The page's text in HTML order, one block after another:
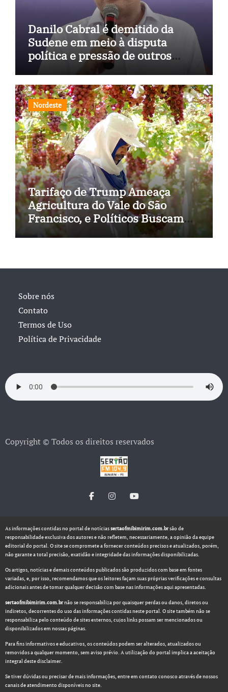
Danilo Cabral é demitido da
Sudene em meio à disputa
política e pressão de outros
estados
Nordeste
Tarifaço de Trump Ameaça
Agricultura do Vale do São
Francisco, e Políticos Buscam
Soluções
Sobre nós
Contato
Termos de Uso
Política de Privacidade
Copyright © Todos os direitos reservados
As informações contidas no portal de notíciassertaofmibimirim.com.brsão de
responsabilidade exclusiva dos autores e não refletem, necessariamente, a opinião da equipe
editorial do portal. O site se compromete a fornecer conteúdos precisos e atualizados, porém,
não garante a total precisão, exatidão e integridade das informações disponibilizadas.
Os artigos, notícias e demais conteúdos publicados são produzidos com base em fontes
variadas, e, por isso, recomendamos que os leitores façam suas próprias verificações e consultas
adicionais antes de tomar qualquer decisão com base nas informações aqui apresentadas.
sertaofmibimirim.com.brnão se responsabiliza por quaisquer perdas ou danos, diretos ou
indiretos, decorrentes do uso das informações contidas neste portal. O site também não se
responsabiliza pelo conteúdo de sites externos, cujos links possam ser mencionados ou
disponibilizados em nossas páginas.
Para fins informativos e educativos, os conteúdos podem ser alterados, atualizados ou
removidos a qualquer momento, sem aviso prévio. A utilização do portal implica a aceitação
integral deste disclaimer.
Se tiver dúvidas ou precisar de mais informações, entre em contato conosco através de nossos
canais de atendimento disponíveis no site.